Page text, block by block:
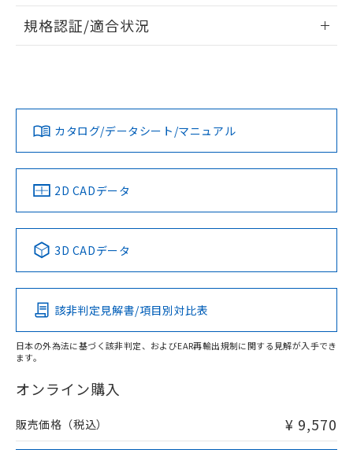
ログイン/会員登録
ダウンロードデータをご利用いただく前に、以下を必ずお読
みください。
ソフトウェアの使用条件
EU RoHS 注意事項・凡例
対応済み
中国 RoHS 注意事項・凡例
Pb Hg Cd Cr(VI)
O
在庫等で未対応品が混在する可能性があります。
問い合わせください。
規格認証/適合状況
LR型式承認
（イギリス
船舶規格）
DNV型式承認
（ノルウェー
BV型式承認
（フランス
KR型式
（韓国
No No No No
この製品の規格認証/適合状況ページへ
その他の認証はこちらのページからご検索ください
カタログ/データシート/マニュアル
2D CADデータ
3D CADデータ
該非判定見解書/項目別対比表
日本の外為法に基づく該非判定、およびEAR再輸出規制に関する見解が入手でき
ます。
オンライン購入
販売価格（税込） ¥ 9,570